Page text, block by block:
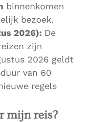
binnenkomen
bezoek.
2026): De
zijn
2026 geldt
van 60
regels
mijn reis?